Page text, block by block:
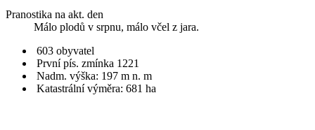
Pranostika na akt. den
Málo plodů v srpnu, málo včel z jara.
603 obyvatel
První pís. zmínka 1221
Nadm. výška: 197 m n. m
Katastrální výměra: 681 ha